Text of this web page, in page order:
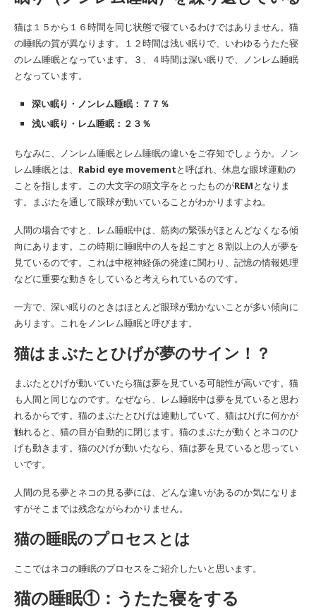
猫は１５から１６時間を同じ状態で寝ているわけではありません。猫
の睡眠の質が異なります。１２時間は浅い眠りで、いわゆるうたた寝
のレム睡眠となっています。３、４時間は深い眠りで、ノンレム睡眠
となっています。
深い眠り・ノンレム睡眠：７７％
浅い眠り・レム睡眠：２３％
ちなみに、ノンレム睡眠とレム睡眠の違いをご存知でしょうか。ノン
レム睡眠とは、 Rabid eye movementと呼ばれ、休息な眼球運動の
ことを指します。この大文字の頭文字をとったものがREMとなりま
す。まぶたを通して眼球が動いていることがわかりますよね。
人間の場合ですと、レム睡眠中は、筋肉の緊張がほとんどなくなる傾
向にあります。この時期に睡眠中の人を起こすと８割以上の人が夢を
見ているのです。これは中枢神経係の発達に関わり、記憶の情報処理
などに重要な動きをしていると考えられているのです。
一方で、深い眠りのときはほとんど眼球が動かないことが多い傾向に
あります。これをノンレム睡眠と呼びます。
猫はまぶたとひげが夢のサイン！？
まぶたとひげが動いていたら猫は夢を見ている可能性が高いです。猫
も人間と同じなのです。なぜなら、レム睡眠中は夢を見ていると思わ
れるからです。猫のまぶたとひげは連動していて、猫はひげに何かが
触れると、猫の目が自動的に閉じます。猫のまぶたが動くとネコのひ
げも動きます。猫のひげが動いたなら、猫は夢を見ていると思ってい
いです。
人間の見る夢とネコの見る夢には、どんな違いがあるのか気になりま
すがそこまでは残念ながらわかりません。
猫の睡眠のプロセスとは
ここではネコの睡眠のプロセスをご紹介したいと思います。
猫の睡眠①：うたた寝をする